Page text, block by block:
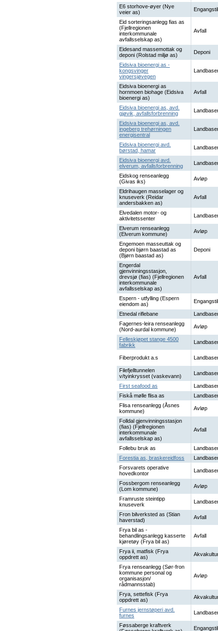
E6 storhove-øyer (Nye
veier as)
Eid sorteringsanlegg fias as
(Fjellregionen
interkommunale
avfallsselskap as)
Avfall
Eidesand massemottak og
deponi (Rolstad miljø as)
Deponi
Eidsiva bioenergi as -
kongsvinger
vingersjøvegen
Eidsiva bioenergi as
hornmoen biohage (Eidsiva
bioenergi as)
Avfall
Eidsiva bioenergi as, avd.
gjøvik, avfallsforbrenning
Eidsiva bioenergi as, avd.
ingeberg trehørningen
energisentral
Eidsiva bioenergi avd.
børstad, hamar
Eidsiva bioenergi avd.
elverum, avfallsforbrenning
Eidskog renseanlegg
(Givas iks)
Avløp
Eldrihaugen masselager og
knuseverk (Reidar
andersbakken as)
Avfall
Elvedalen motor- og
aktivitetssenter
Elverum renseanlegg
(Elverum kommune)
Avløp
Engemoen masseuttak og
deponi bjørn baastad as
(Bjørn baastad as)
Deponi
Engerdal
gjenvinningsstasjon,
drevsjø (fias) (Fjellregionen
interkommunale
avfallsselskap as)
Avfall
Espern - utfylling (Espern
eiendom as)
Etnedal riflebane
Fagernes-leira renseanlegg
(Nord-aurdal kommune)
Avløp
Felleskjøpet stange 4500
fabrikk
Fiberprodukt a.s
Filefjelltunnelen
v/tyinkrysset (vaskevann)
First seafood as
Fiskå mølle flisa as
Flisa renseanlegg (Åsnes
kommune)
Avløp
Folldal gjenvinningsstasjon
(fias) (Fjellregionen
interkommunale
avfallsselskap as)
Avfall
Follebu bruk as
Forestia as, braskereidfoss
Forsvarets operative
hovedkontor
Fossbergom renseanlegg
(Lom kommune)
Avløp
Framruste steintipp
knuseverk
Fron bilverksted as (Stian
haverstad)
Avfall
Frya bil as -
behandlingsanlegg kasserte
kjøretøy (Frya bil as)
Avfall
Frya ii, matfisk (Frya
oppdrett as)
Frya renseanlegg (Sør-fron
kommune personal og
organisasjon/
rådmannsstab)
Avløp
Frya, settefisk (Frya
oppdrett as)
Furnes jernstøperi avd.
furnes
Føssaberge kraftverk